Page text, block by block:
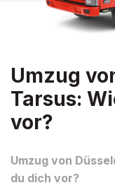
Umzug
Tarsus:
vor?
Umzug von
du dich vor?